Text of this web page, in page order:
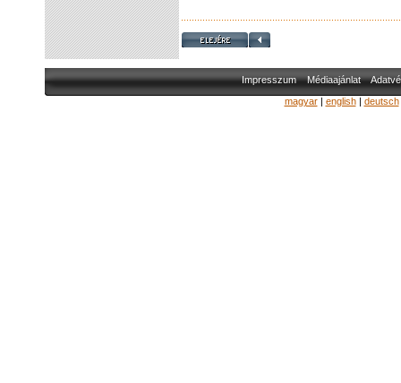
Impresszum Médiaajánlat
magyar| english| deutsch